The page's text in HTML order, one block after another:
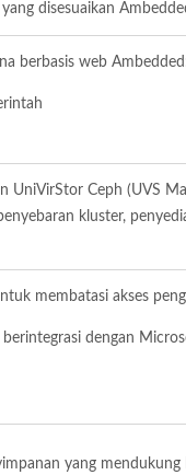
disesuaikan
berbasis web
UniVirStor Ceph (UVS
kluster,
membatasi akses
dengan
yang